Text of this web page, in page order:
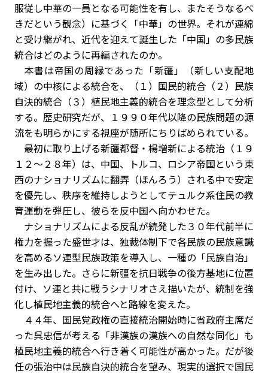
服従し中華の一員となる可能性を有し、またそうなるべ
きだという観念）に基づく「中華」の世界。それが連綿
と受け継がれ、近代を迎えて誕生した「中国」の多民族
統合はどのように再編されたのか。
本書は帝国の周縁であった「新疆」（新しい支配地
域）の中核による統合を、（１）国民的統合（２）民族
自決的統合（３）植民地主義的統合を理念型として分析
する。歴史研究だが、１９９０年代以降の民族問題の源
流をも明らかにする視座が随所にちりばめられている。
最初に取り上げる新疆都督・楊増新による統治（１９
１２～２８年）は、中国、トルコ、ロシア帝国という東
西のナショナリズムに翻弄（ほんろう）される中で安定
を優先し、秩序を維持しようとしてテュルク系住民の教
育運動を弾圧し、彼らを反中国へ向かわせた。
ナショナリズムによる反乱が続発した３０年代前半に
権力を握った盛世才は、独裁体制下で各民族の民族意識
を高めるソ連型民族政策を導入し、一種の「民族自治」
を生み出した。さらに新疆を抗日戦争の後方基地に位置
付け、ソ連と共に戦うシナリオさえ描いたが、統制を強
化し植民地主義的統合へと路線を変えた。
４４年、国民党政権の直接統治開始時に省政府主席だ
った呉忠信が考える「非漢族の漢族への自然な同化」も
植民地主義的統合へ行き着く可能性が高かった。だが後
任の張治中は民族自決的統合を望み、現実的選択で国民